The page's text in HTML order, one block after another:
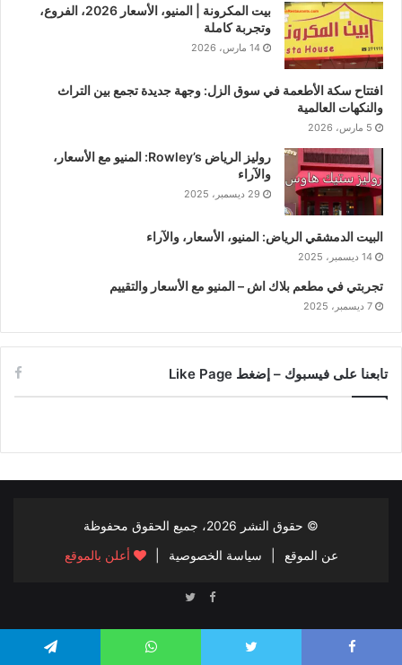
بيت المكرونة | المنيو، الأسعار 2026، الفروع،
وتجربة كاملة
14 مارس، 2026
افتتاح سكة الأطعمة في سوق الزل: وجهة جديدة تجمع بين التراث
والنكهات العالمية
5 مارس، 2026
روليز الرياض Rowley’s: المنيو مع الأسعار،
والآراء
29 ديسمبر، 2025
البيت الدمشقي الرياض: المنيو، الأسعار، والآراء
14 ديسمبر، 2025
تجربتي في مطعم بلاك اش – المنيو مع الأسعار والتقييم
7 ديسمبر، 2025
تابعنا على فيسبوك – إضغط Like Page
© حقوق النشر 2026، جميع الحقوق محفوظة
عن الموقع
سياسة الخصوصية أعلن بالموقع